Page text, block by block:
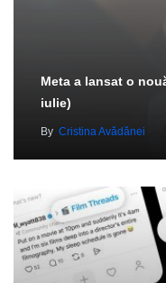
Meta a lansat o
iulie)
By Cristina Avădănei